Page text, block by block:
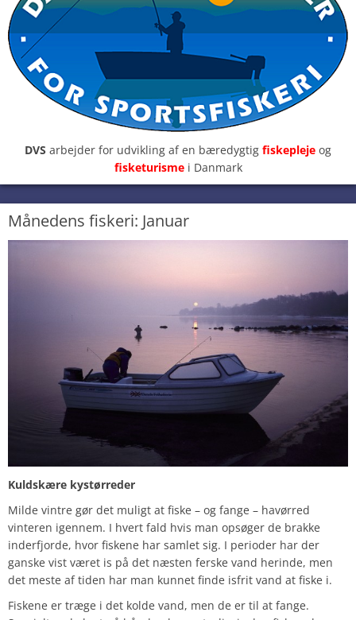
DVS arbejder for udvikling af en bæredygtig fiskepleje og
fisketurisme i Danmark
Månedens fiskeri: Januar
Kuldskære kystørreder
Milde vintre gør det muligt at fiske – og fange – havørred
vinteren igennem. I hvert fald hvis man opsøger de brakke
inderfjorde, hvor fiskene har samlet sig. I perioder har der
ganske vist været is på det næsten ferske vand herinde, men
det meste af tiden har man kunnet finde isfrit vand at fiske i.
Fiskene er træge i det kolde vand, men de er til at fange.